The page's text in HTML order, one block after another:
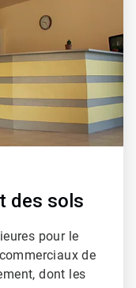
des sols
pour le
de
dont les